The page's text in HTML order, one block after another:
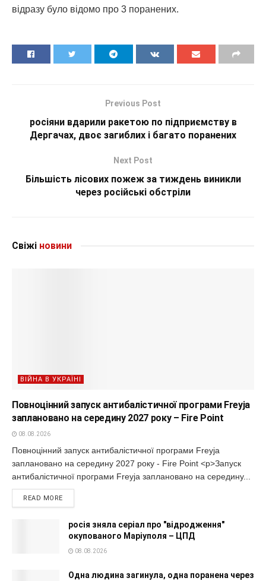
відразу було відомо про 3 поранених.
Previous Post
росіяни вдарили ракетою по підприємству в
Дергачах, двоє загиблих і багато поранених
Next Post
Більшість лісових пожеж за тиждень виникли
через російські обстріли
Свіжі новини
ВІЙНА В УКРАЇНІ
Повноцінний запуск антибалістичної програми Freyja
заплановано на середину 2027 року – Fire Point
08.08.2026
Повноцінний запуск антибалістичної програми Freyja
заплановано на середину 2027 року - Fire Point <p>Запуск
антибалістичної програми Freyja заплановано на середину...
READ MORE
росія зняла серіал про "відродження"
окупованого Маріуполя – ЦПД
08.08.2026
Одна людина загинула, одна поранена через